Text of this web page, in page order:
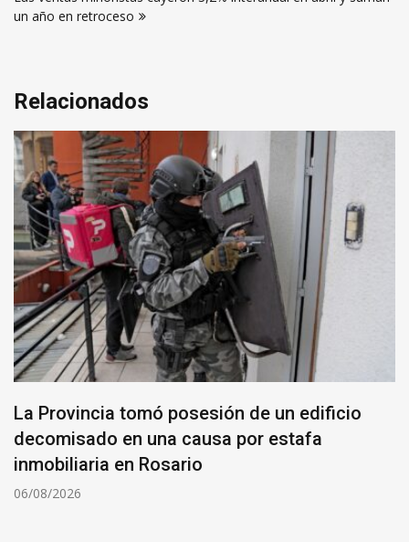
un año en retroceso
Relacionados
La Provincia tomó posesión de un edificio
decomisado en una causa por estafa
inmobiliaria en Rosario
06/08/2026